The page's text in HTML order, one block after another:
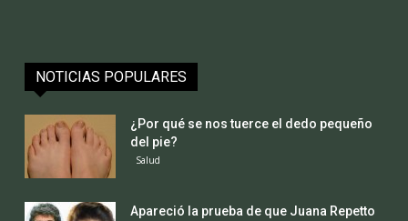
NOTICIAS POPULARES
¿Por qué se nos tuerce el dedo pequeño
del pie?
Salud
Apareció la prueba de que Juana Repetto